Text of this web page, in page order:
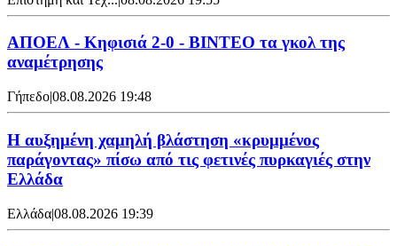
ΑΠΟΕΛ - Κηφισιά 2-0 - ΒΙΝΤΕΟ τα γκολ της
αναμέτρησης
Γήπεδο|08.08.2026 19:48
Η αυξημένη χαμηλή βλάστηση «κρυμμένος
παράγοντας» πίσω από τις φετινές πυρκαγιές στην
Ελλάδα
Ελλάδα|08.08.2026 19:39